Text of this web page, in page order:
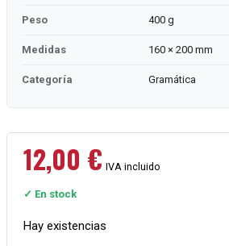
Peso 400 g
Medidas 160 × 200 mm
Categoría Gramática
12,00 € IVA incluido
✓ En stock
Hay existencias